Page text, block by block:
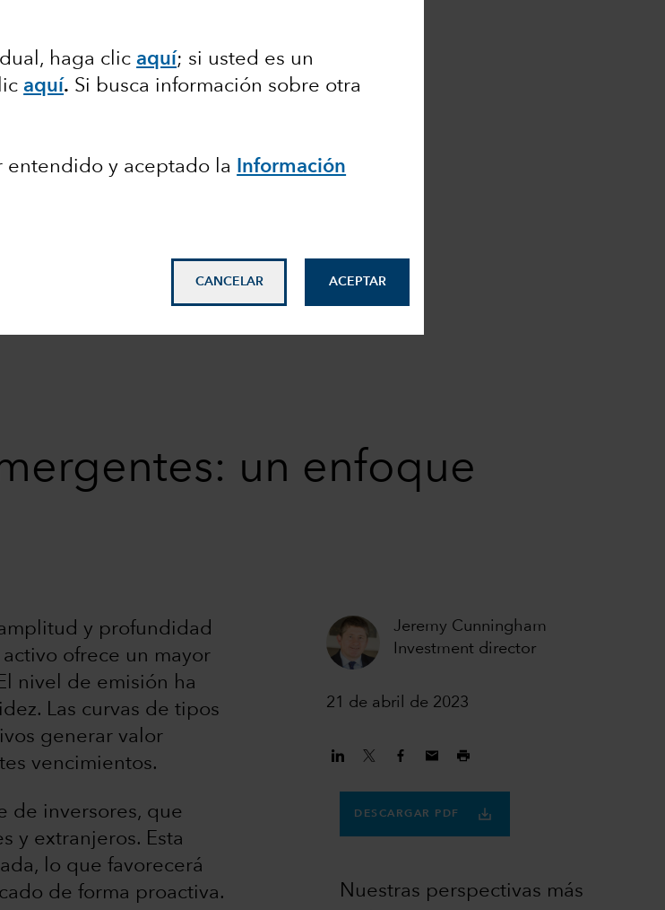
haga clicaquí; si usted es un
aquí. Si busca información sobre otra
entendido y aceptado la
Información
CANCELAR ACEPTAR
un enfoque
Jeremy Cunningham
Investment director
21 de abril de 2023
y profundidad
ofrece un mayor
nivel de emisión ha
Las curvas de tipos
generar valor
vencimientos.
de inversores, que
y extranjeros. Esta
lo que favorecerá
de forma proactiva.
DESCARGAR PDF
Nuestras perspectivas más